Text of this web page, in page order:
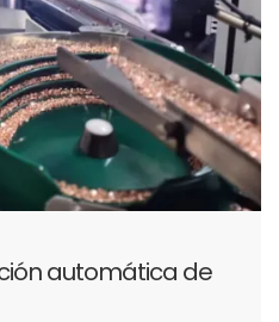
automática de